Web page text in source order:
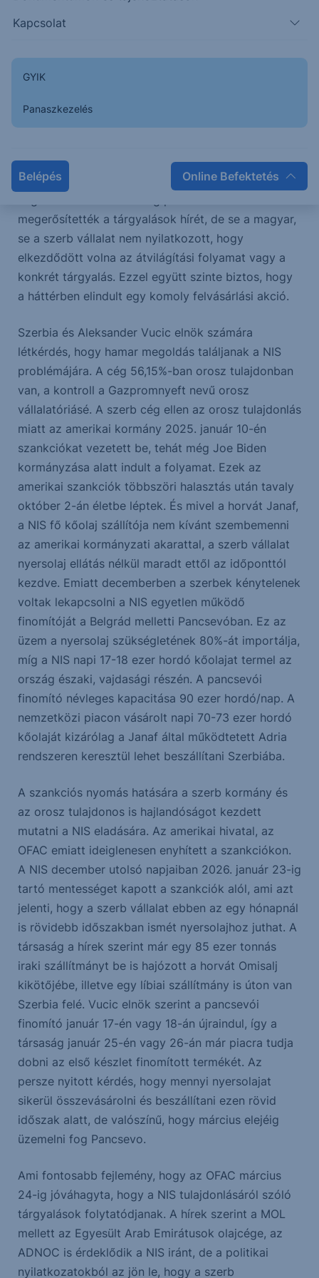
Kapcsolat
GYIK
Panaszkezelés
Belépés Online Befektetés
elnök elrablása és a világ legnagyobb kőolaj
hogy a MOL a legesélyesebb befutó, hogy
felvásárolja a déli szomszédunk vezető olajipari
megerősítették a tárgyalások hírét, de se a magyar,
se a szerb vállalat nem nyilatkozott, hogy
elkezdődött volna az átvilágítási folyamat vagy a
konkrét tárgyalás. Ezzel együtt szinte biztos, hogy
a háttérben elindult egy komoly felvásárlási akció.
Szerbia és Aleksander Vucic elnök számára
létkérdés, hogy hamar megoldás találjanak a NIS
problémájára. A cég 56,15%-ban orosz tulajdonban
van, a kontroll a Gazpromnyeft nevű orosz
vállalatóriásé. A szerb cég ellen az orosz tulajdonlás
miatt az amerikai kormány 2025. január 10-én
szankciókat vezetett be, tehát még Joe Biden
kormányzása alatt indult a folyamat. Ezek az
amerikai szankciók többszöri halasztás után tavaly
október 2-án életbe léptek. És mivel a horvát Janaf,
a NIS fő kőolaj szállítója nem kívánt szembemenni
az amerikai kormányzati akarattal, a szerb vállalat
nyersolaj ellátás nélkül maradt ettől az időponttól
kezdve. Emiatt decemberben a szerbek kénytelenek
voltak lekapcsolni a NIS egyetlen működő
finomítóját a Belgrád melletti Pancsevóban. Ez az
üzem a nyersolaj szükségletének 80%-át importálja,
míg a NIS napi 17-18 ezer hordó kőolajat termel az
ország északi, vajdasági részén. A pancsevói
finomító névleges kapacitása 90 ezer hordó/nap. A
nemzetközi piacon vásárolt napi 70-73 ezer hordó
kőolaját kizárólag a Janaf által működtetett Adria
rendszeren keresztül lehet beszállítani Szerbiába.
A szankciós nyomás hatására a szerb kormány és
az orosz tulajdonos is hajlandóságot kezdett
mutatni a NIS eladására. Az amerikai hivatal, az
OFAC emiatt ideiglenesen enyhített a szankciókon.
A NIS december utolsó napjaiban 2026. január 23-ig
tartó mentességet kapott a szankciók alól, ami azt
jelenti, hogy a szerb vállalat ebben az egy hónapnál
is rövidebb időszakban ismét nyersolajhoz juthat. A
társaság a hírek szerint már egy 85 ezer tonnás
iraki szállítmányt be is hajózott a horvát Omisalj
kikötőjébe, illetve egy líbiai szállítmány is úton van
Szerbia felé. Vucic elnök szerint a pancsevói
finomító január 17-én vagy 18-án újraindul, így a
társaság január 25-én vagy 26-án már piacra tudja
dobni az első készlet finomított termékét. Az
persze nyitott kérdés, hogy mennyi nyersolajat
sikerül összevásárolni és beszállítani ezen rövid
időszak alatt, de valószínű, hogy március elejéig
üzemelni fog Pancsevo.
Ami fontosabb fejlemény, hogy az OFAC március
24-ig jóváhagyta, hogy a NIS tulajdonlásáról szóló
tárgyalások folytatódjanak. A hírek szerint a MOL
mellett az Egyesült Arab Emirátusok olajcége, az
ADNOC is érdeklődik a NIS iránt, de a politikai
nyilatkozatokból az jön le, hogy a szerb